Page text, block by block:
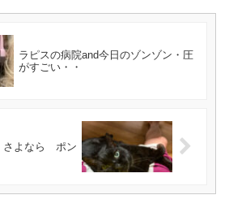
ラピスの病院and今日のゾンゾン・圧
がすごい・・
さよなら ポン